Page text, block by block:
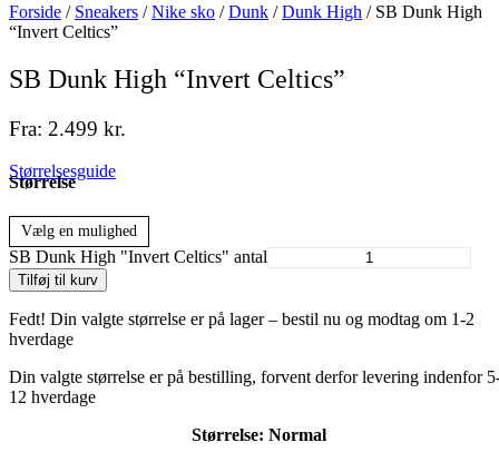
Forside / Sneakers /Nike sko /Dunk /Dunk High / SB Dunk High
“Invert Celtics”
SB Dunk High “Invert Celtics”
Fra: 2.499 kr.
Størrelsesguide
Størrelse
Vælg en mulighed
SB Dunk High "Invert Celtics" antal
Tilføj til kurv
Fedt! Din valgte størrelse er på lager – bestil nu og modtag om 1-2
hverdage
Din valgte størrelse er på bestilling, forvent derfor levering indenfor
12 hverdage
Størrelse: Normal